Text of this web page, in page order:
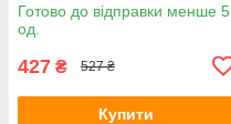
Готово до відправки менше 5
од.
427 ₴ 527 ₴
Купити